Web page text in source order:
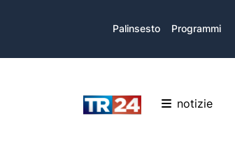
Palinsesto Programmi
notizie